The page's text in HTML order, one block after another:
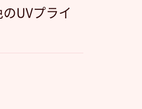
UVプライ